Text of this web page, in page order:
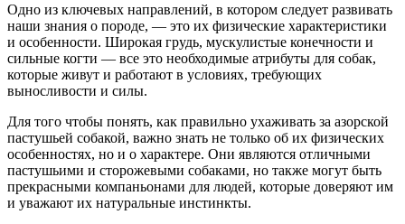
Одно из ключевых направлений, в котором следует развивать
наши знания о породе, — это их физические характеристики
и особенности. Широкая грудь, мускулистые конечности и
сильные когти — все это необходимые атрибуты для собак,
которые живут и работают в условиях, требующих
выносливости и силы.
Для того чтобы понять, как правильно ухаживать за азорской
пастушьей собакой, важно знать не только об их физических
особенностях, но и о характере. Они являются отличными
пастушьими и сторожевыми собаками, но также могут быть
прекрасными компаньонами для людей, которые доверяют им
и уважают их натуральные инстинкты.